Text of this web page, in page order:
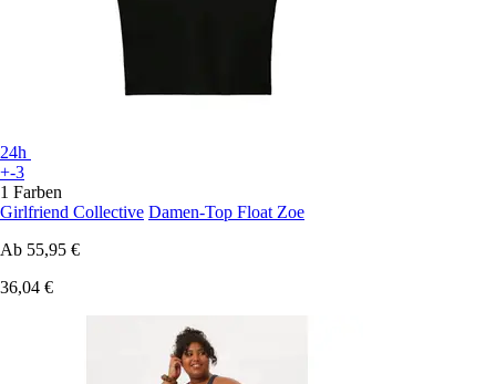
24h
+-3
1 Farben
Girlfriend Collective Damen-Top Float Zoe
Ab 55,95 €
36,04 €